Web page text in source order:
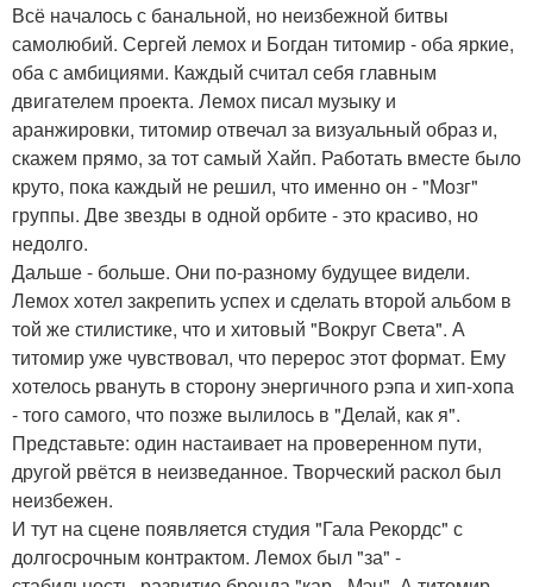
Всё началось с банальной, но неизбежной битвы
самолюбий. Сергей лемох и Богдан титомир - оба яркие,
оба с амбициями. Каждый считал себя главным
двигателем проекта. Лемох писал музыку и
аранжировки, титомир отвечал за визуальный образ и,
скажем прямо, за тот самый Хайп. Работать вместе было
круто, пока каждый не решил, что именно он - "Мозг"
группы. Две звезды в одной орбите - это красиво, но
недолго.
Дальше - больше. Они по-разному будущее видели.
Лемох хотел закрепить успех и сделать второй альбом в
той же стилистике, что и хитовый "Вокруг Света". А
титомир уже чувствовал, что перерос этот формат. Ему
хотелось рвануть в сторону энергичного рэпа и хип-хопа
- того самого, что позже вылилось в "Делай, как я".
Представьте: один настаивает на проверенном пути,
другой рвётся в неизведанное. Творческий раскол был
неизбежен.
И тут на сцене появляется студия "Гала Рекордс" с
долгосрочным контрактом. Лемох был "за" -